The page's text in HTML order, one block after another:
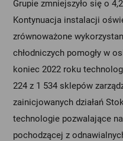
Grupie zmniejszyło się o
Kontynuacja instalacji
zrównoważone
chłodniczych pomogły w
koniec 2022 roku
224 z 1 534 sklepów
zainicjowanych działań
technologie pozwalające
pochodzącej z